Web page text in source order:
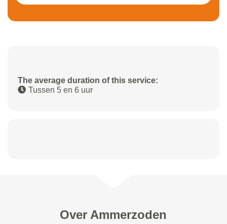
The average duration of this service:
Tussen 5 en 6 uur
Over Ammerzoden